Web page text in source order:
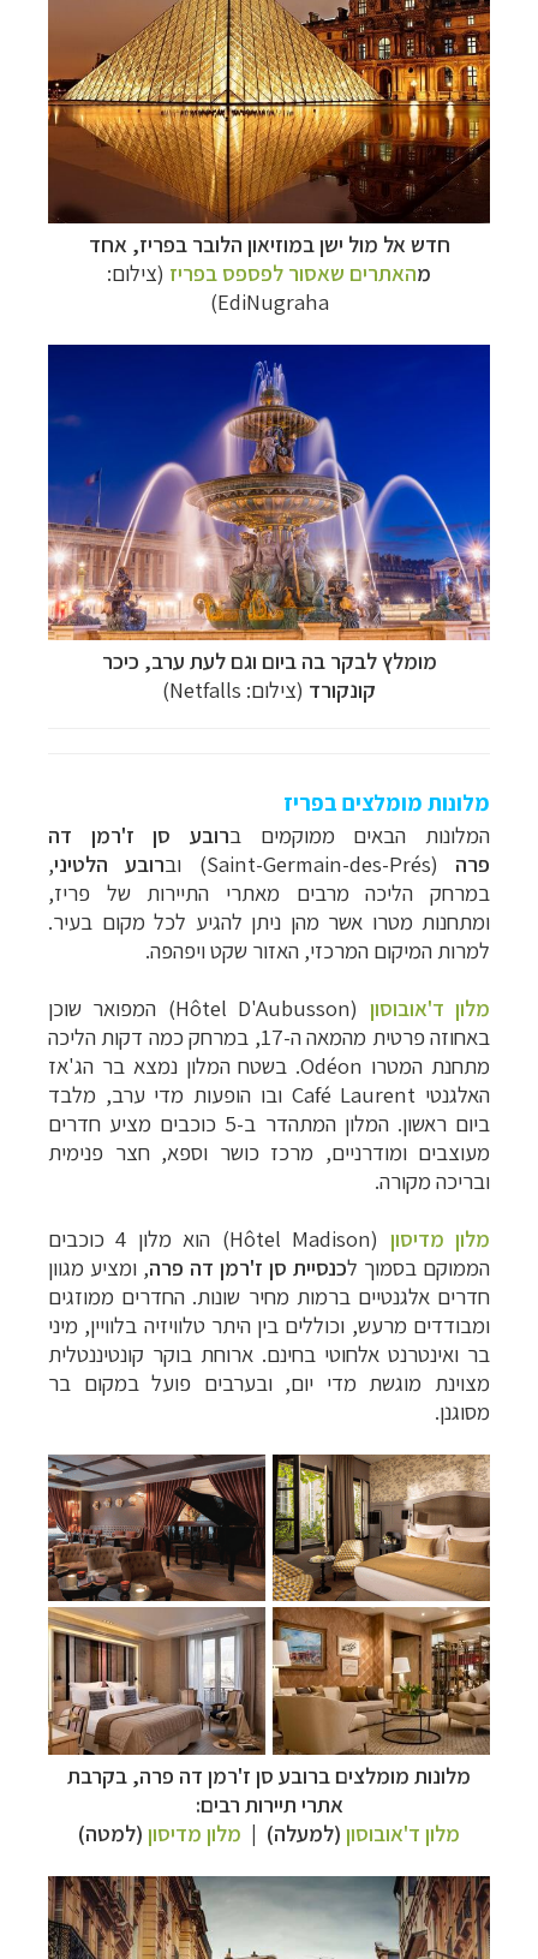
חדש אל מול ישן במוזיאון הלובר בפריז, אחד
מהאתרים שאסור לפספס בפריז (צילום:
EdiNugraha)
מומלץ לבקר בה ביום וגם לעת ערב, כיכר
קונקורד (צילום: Netfalls)
מלונות מומלצים בפריז
המלונות הבאים ממוקמים ברובע סן ז'רמן דה
פרה (Saint-Germain-des-Prés) וב רובע הלטיני,
במרחק הליכה מרבים מאתרי התיירות של פריז,
ומתחנות מטרו אשר מהן ניתן להגיע לכל מקום בעיר.
למרות המיקום המרכזי, האזור שקט ויפהפה.
מלון ד'אובוסון (
Hôtel D'Aubusson) המפואר שוכן
באחוזה פרטית מהמאה ה-17, במרחק כמה דקות הליכה
מתחנת המטרו Odéon. בשטח המלון נמצא בר הג'אז
האלגנטי Café Laurent ובו הופעות מדי ערב, מלבד
ביום ראשון. המלון המתהדר ב-5 כוכבים מציע חדרים
מעוצבים ומודרניים, מרכז כושר וספא, חצר פנימית
ובריכה מקורה.
מלון מדיסון (Hôtel Madison)
הוא מלון 4 כוכבים
הממוקם בסמוך לכנסיית סן ז'רמן דה פרה, ומציע מגוון
חדרים אלגנטיים ברמות מחיר שונות. החדרים ממוזגים
ומבודדים מרעש, וכוללים בין היתר טלוויזיה בלוויין, מיני
בר ואינטרנט אלחוטי בחינם. ארוחת בוקר קונטיננטלית
מצוינת מוגשת מדי יום, ובערבים פועל במקום בר
מסוגנן.
מלונות מומלצים ברובע סן ז'רמן דה פרה, בקרבת
אתרי תיירות רבים:
מלון ד'אובוסון (למעלה) | מלון מדיסון (למטה)